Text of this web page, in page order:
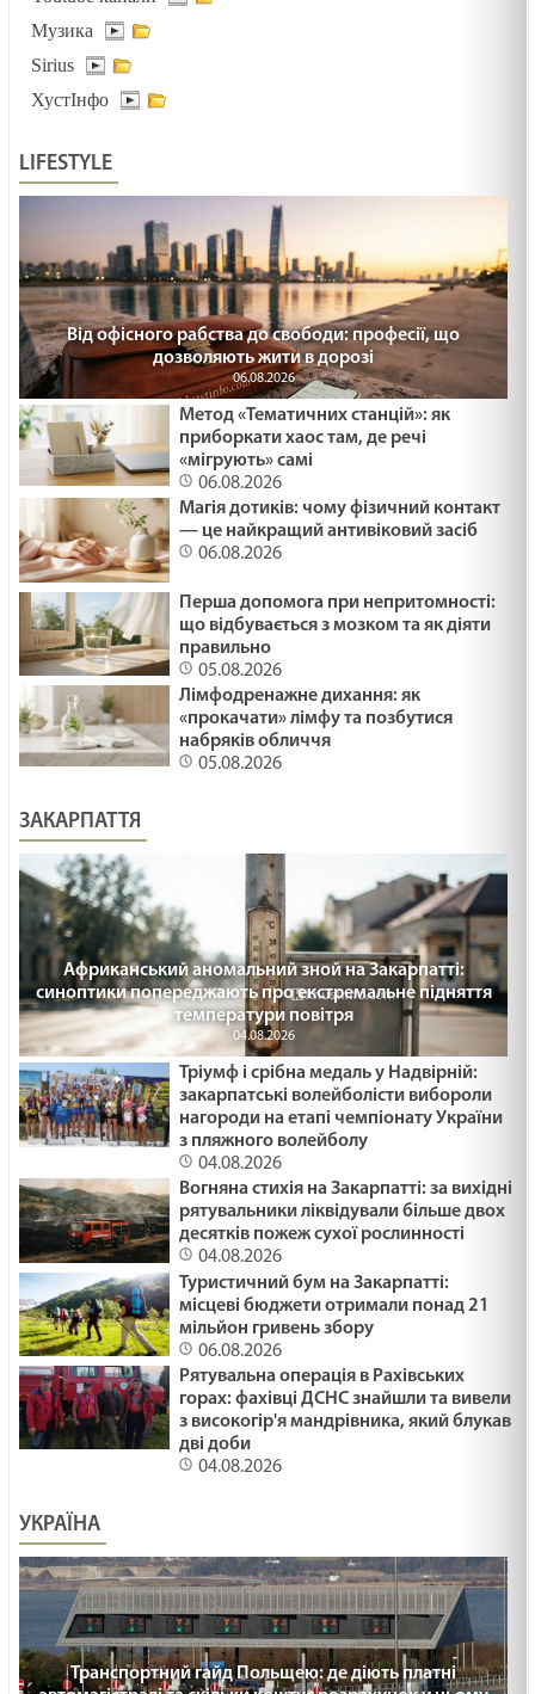
Музика
Sirius
ХустІнфо
LIFESTYLE
Від офісного рабства до свободи: професії, що
дозволяють жити в дорозі
06.08.2026
Метод «Тематичних станцій»: як
приборкати хаос там, де речі
«мігрують» самі
06.08.2026
Магія дотиків: чому фізичний контакт
— це найкращий антивіковий засіб
06.08.2026
Перша допомога при непритомності:
що відбувається з мозком та як діяти
правильно
05.08.2026
Лімфодренажне дихання: як
«прокачати» лімфу та позбутися
набряків обличчя
05.08.2026
ЗАКАРПАТТЯ
Африканський аномальний зной на Закарпатті:
синоптики попереджають про екстремальне підняття
температури повітря
04.08.2026
Тріумф і срібна медаль у Надвірній:
закарпатські волейболісти вибороли
нагороди на етапі чемпіонату України
з пляжного волейболу
04.08.2026
Вогняна стихія на Закарпатті: за вихідні
рятувальники ліквідували більше двох
десятків пожеж сухої рослинності
04.08.2026
Туристичний бум на Закарпатті:
місцеві бюджети отримали понад 21
мільйон гривень збору
06.08.2026
Рятувальна операція в Рахівських
горах: фахівці ДСНС знайшли та вивели
з високогір'я мандрівника, який блукав
дві доби
04.08.2026
УКРАЇНА
Транспортний гайд Польщею: де діють платні